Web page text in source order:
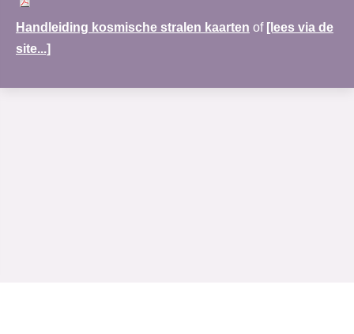
Handleiding kosmische stralen kaarten of [lees via de
site...]